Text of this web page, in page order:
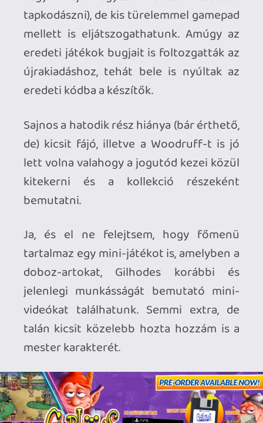
Ahhoz, hogy te is hozzászólj, be kell
jelentkezned!
mcmacko 2026.06.22 15:57:41 #212rk
Vettük, ezt már át nem hákolom, de ha
gondolod "read" módban nyisd meg a
böngészőben...
akartam dobni a játékok mentén, hogy
látszódjon a gameplay kicsit mindnél.
Rince 2026.06.22 13:27:25